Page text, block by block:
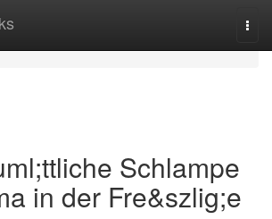
Schlampe
in der Fre&szlig;e